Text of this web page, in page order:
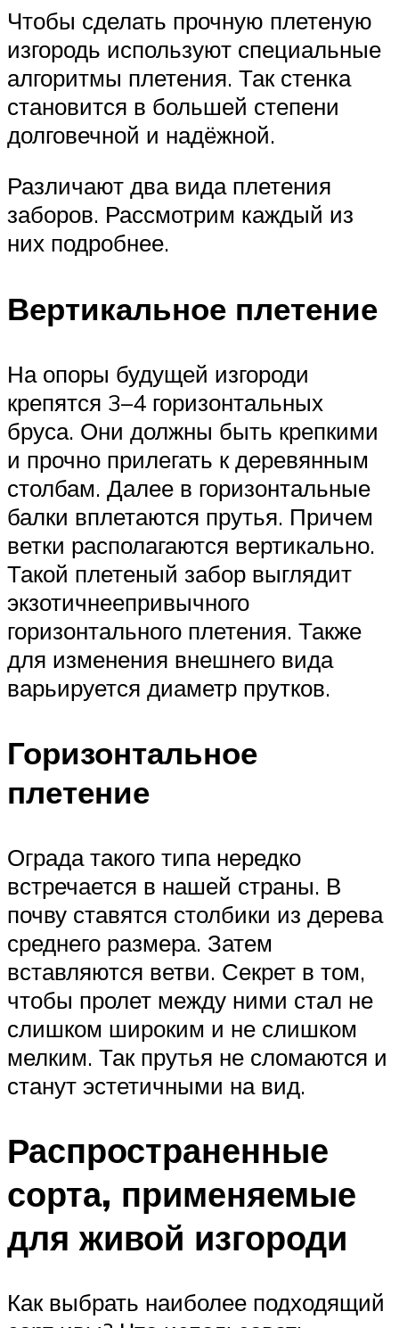
Чтобы сделать прочную плетеную
изгородь используют специальные
алгоритмы плетения. Так стенка
становится в большей степени
долговечной и надёжной.
Различают два вида плетения
заборов. Рассмотрим каждый из
них подробнее.
Вертикальное плетение
На опоры будущей изгороди
крепятся 3–4 горизонтальных
бруса. Они должны быть крепкими
и прочно прилегать к деревянным
столбам. Далее в горизонтальные
балки вплетаются прутья. Причем
ветки располагаются вертикально.
Такой плетеный забор выглядит
экзотичнеепривычного
горизонтального плетения. Также
для изменения внешнего вида
варьируется диаметр прутков.
Горизонтальное
плетение
Ограда такого типа нередко
встречается в нашей страны. В
почву ставятся столбики из дерева
среднего размера. Затем
вставляются ветви. Секрет в том,
чтобы пролет между ними стал не
слишком широким и не слишком
мелким. Так прутья не сломаются и
станут эстетичными на вид.
Распространенные
сорта, применяемые
для живой изгороди
Как выбрать наиболее подходящий